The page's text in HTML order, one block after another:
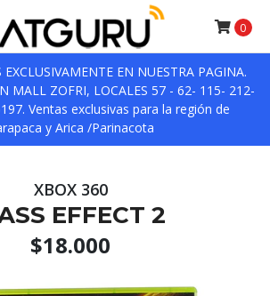
EXCLUSIVAMENTE EN NUESTRA PAGINA.
MALL ZOFRI, LOCALES 57 - 62- 115- 212-
Ventas exclusivas para la región de
y Arica /Parinacota
0
XBOX 360
EFFECT 2
$18.000